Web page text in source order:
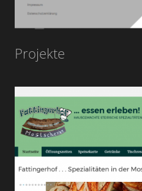
Projekte